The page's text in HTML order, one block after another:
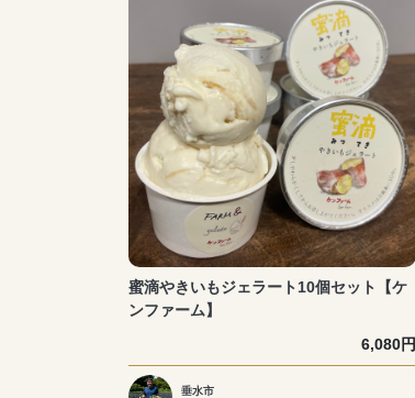
蜜滴やきいもジェラート10個セット【ケ
ンファーム】
6,080円
垂水市